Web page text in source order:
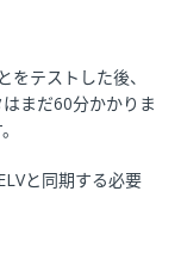
テストした後、
まだ60分かかりま
と同期する必要